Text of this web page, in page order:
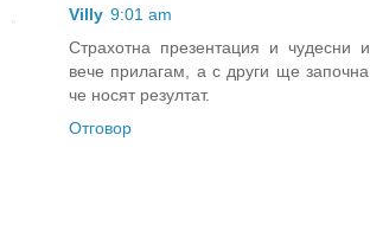
Villy 9:01 am
Страхотна презентация и чудесни
вече прилагам, а с други ще
че носят резултат.
Отговор